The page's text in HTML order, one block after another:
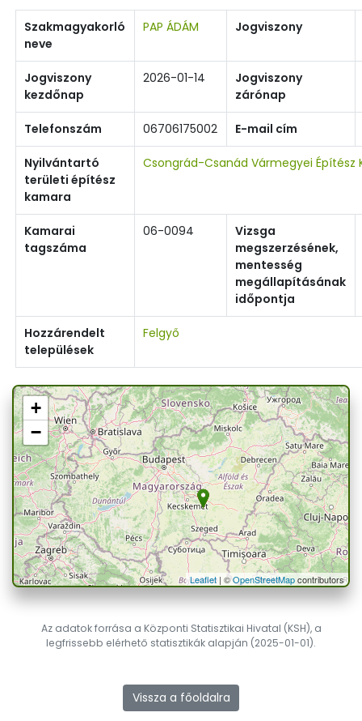
Szakmagyakorló
neve
PAP ÁDÁM Jogviszony
Jogviszony
kezdőnap
2026-01-14
Jogviszony
zárónap
Telefonszám 06706175002 E-mail cím
Nyilvántartó
területi építész
kamara
Csongrád-Csanád Vármegyei Építész
Kamarai
tagszáma
06-0094
Vizsga
megszerzésének,
mentesség
megállapításának
időpontja
Hozzárendelt
települések
Felgyő
+
−
Leaflet| ©OpenStreetMapcontributors
Az adatok forrása a Központi Statisztikai Hivatal (KSH), a
legfrissebb elérhető statisztikák alapján (2025-01-01).
Vissza a főoldalra